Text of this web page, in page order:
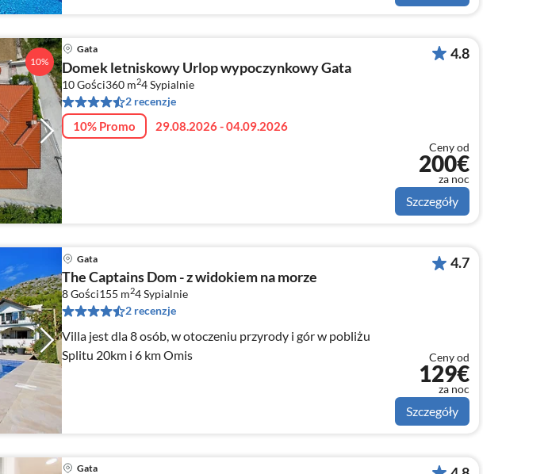
10%
Gata
Domek letniskowy Urlop wypoczynkowy Gata
10 Gości360 m24Sypialnie
2 recenzje
10% Promo 29.08.2026 - 04.09.2026
4.8
Ceny od
200€
za noc
Szczegóły
Gata
The Captains Dom - z widokiem na morze
8 Gości155 m24Sypialnie
2 recenzje
Villa jest dla 8 osób, w otoczeniu przyrody i gór w pobliżu
Splitu 20km i 6 km Omis
4.7
Ceny od
129€
za noc
Szczegóły
Gata